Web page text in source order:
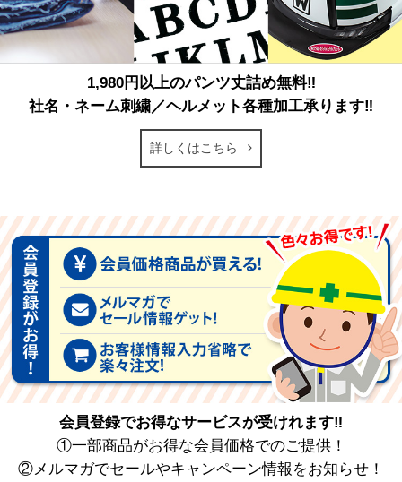
1,980円以上のパンツ丈詰め無料‼
社名・ネーム刺繍／ヘルメット各種加工承ります‼
詳しくはこちら
会員登録でお得なサービスが受けれます‼
①一部商品がお得な会員価格でのご提供！
②メルマガでセールやキャンペーン情報をお知らせ！